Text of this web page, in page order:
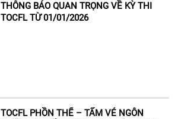
THÔNG BÁO QUAN TRỌNG VỀ KỲ THI
TOCFL TỪ 01/01/2026
TOCFL PHỒN THỂ – TẤM VÉ NGÔN